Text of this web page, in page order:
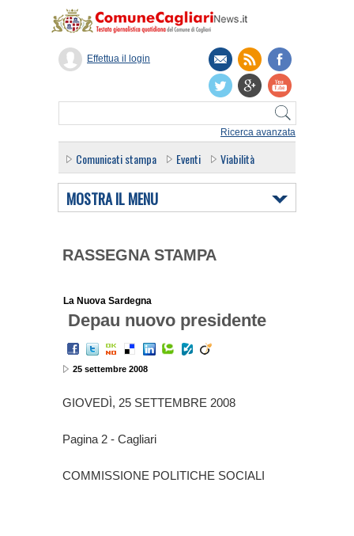
Ricerca avanzata
Effettua il login
Comunicati stampa Eventi Viabilità
MOSTRA IL MENU
RASSEGNA STAMPA
La Nuova Sardegna
Depau nuovo presidente
25 settembre 2008
GIOVEDÌ, 25 SETTEMBRE 2008
Pagina 2 - Cagliari
COMMISSIONE POLITICHE SOCIALI